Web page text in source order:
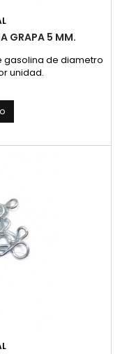
GRAPA 5 MM.
de diametro
unidad.